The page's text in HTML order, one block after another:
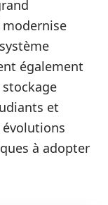
également
stockage
et
à adopter